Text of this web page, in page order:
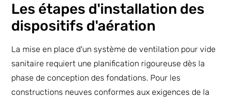
Les étapes d'installation des
dispositifs d'aération
La mise en place d'un système de ventilation pour vide
sanitaire requiert une planification rigoureuse dès la
phase de conception des fondations. Pour les
constructions neuves conformes aux exigences de la